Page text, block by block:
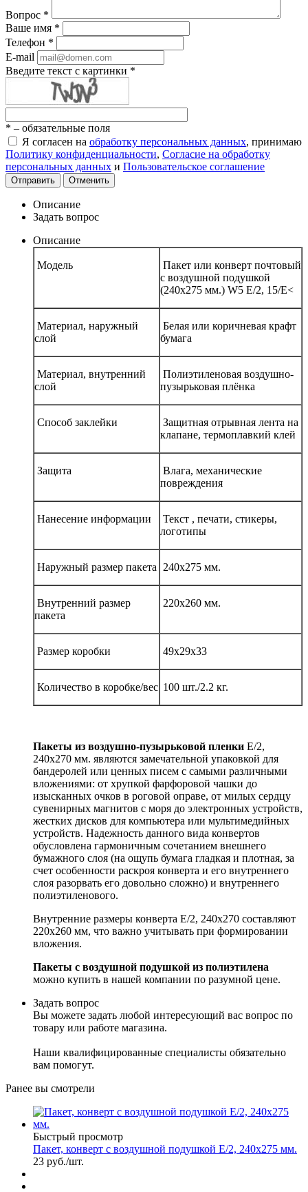
Вопрос *
Ваше имя *
Телефон *
E-mail
Введите текст с картинки *
* – обязательные поля
Я согласен на обработку персональных данных, принимаю
Политику конфиденциальности, Согласие на обработку
персональных данных и Пользовательское соглашение
Отправить Отменить
Описание
Задать вопрос
Описание
Модель
Пакет или конверт почтовый
с воздушной подушкой
(240х275 мм.) W5 E/2, 15/E<
Материал, наружный
слой
Белая или коричневая крафт
бумага
Материал, внутренний
слой
Полиэтиленовая воздушно-
пузырьковая плёнка
Способ заклейки
Защитная отрывная лента на
клапане, термоплавкий клей
Защита
Влага, механические
повреждения
Нанесение информации
Текст , печати, стикеры,
логотипы
Наружный размер пакета 240х275 мм.
Внутренний размер
пакета
220х260 мм.
Размер коробки 49х29х33
Количество в коробке/вес 100 шт./2.2 кг.
Пакеты из воздушно-пузырьковой пленки Е/2,
240х270 мм. являются замечательной упаковкой для
бандеролей или ценных писем с самыми различными
вложениями: от хрупкой фарфоровой чашки до
изысканных очков в роговой оправе, от милых сердцу
сувенирных магнитов с моря до электронных устройств,
жестких дисков для компьютера или мультимедийных
устройств. Надежность данного вида конвертов
обусловлена гармоничным сочетанием внешнего
бумажного слоя (на ощупь бумага гладкая и плотная, за
счет особенности раскроя конверта и его внутреннего
слоя разорвать его довольно сложно) и внутреннего
полиэтиленового.
Внутренние размеры конверта Е/2, 240х270 составляют
220х260 мм, что важно учитывать при формировании
вложения.
Пакеты с воздушной подушкой из полиэтилена
можно купить в нашей компании по разумной цене.
Задать вопрос
Вы можете задать любой интересующий вас вопрос по
товару или работе магазина.
Наши квалифицированные специалисты обязательно
вам помогут.
Ранее вы смотрели
Быстрый просмотр
Пакет, конверт с воздушной подушкой E/2, 240х275 мм.
23 руб./шт.